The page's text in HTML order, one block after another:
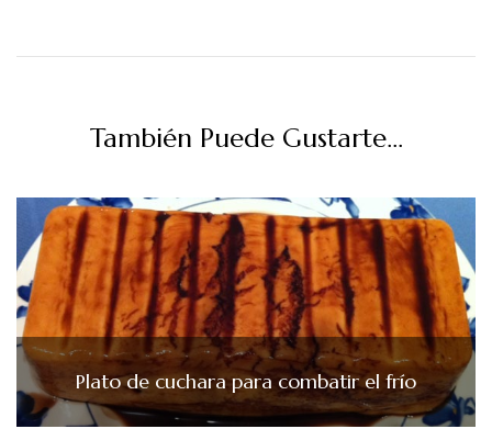
También Puede Gustarte...
Plato de cuchara para combatir el frío